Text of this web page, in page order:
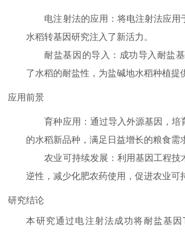
电注射法的应用 ：将电注射法应
水稻转基因研究注入了新活力。
耐盐基因的导入 ：成功导入耐盐
了水稻的耐盐性，为盐碱地水稻种植提
应用前景
育种应用 ：通过导入外源基因，
的水稻新品种，满足日益增长的粮食需
农业可持续发展 ：利用基因工程
逆性，减少化肥农药使用，促进农业可
研究结论
本研究通过电注射法成功将耐盐基因